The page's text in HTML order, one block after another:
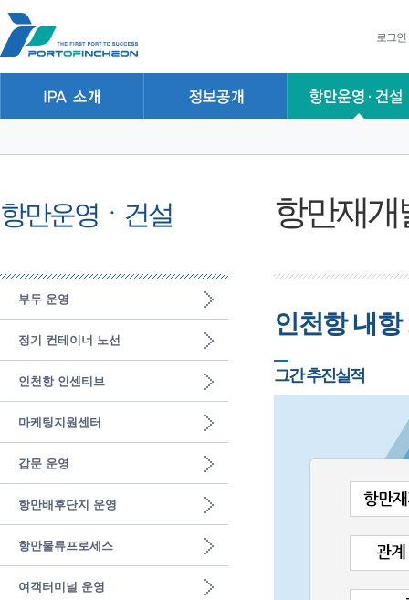
로그인
항만운영ㆍ건설
부두 운영
정기 컨테이너 노선
인천항 인센티브
마케팅지원센터
갑문 운영
항만배후단지 운영
항만물류프로세스
여객터미널 운영
항만재개
인천항 내
그간 추진실적